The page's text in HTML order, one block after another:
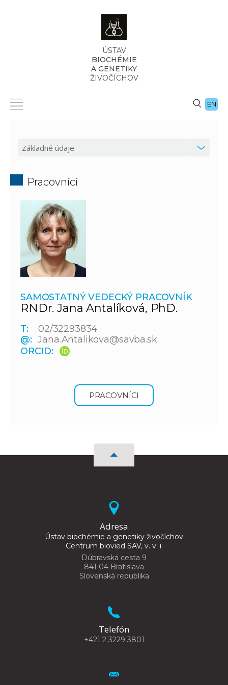
ÚSTAV
BIOCHÉMIE
A GENETIKY
ŽIVOČÍCHOV
EN
Pracovníci
SAMOSTATNÝ VEDECKÝ PRACOVNÍK
RNDr. Jana Antalíková, PhD.
T:
02/32293834
@: Jana.Antalikova@savba.sk
ORCID:
PRACOVNÍCI
Adresa
Ústav biochémie a genetiky živočíchov
Centrum biovied SAV, v. v. i.
Dúbravská cesta 9
841 04 Bratislava
Slovenská republika
Telefón
+421 2 3229 3801